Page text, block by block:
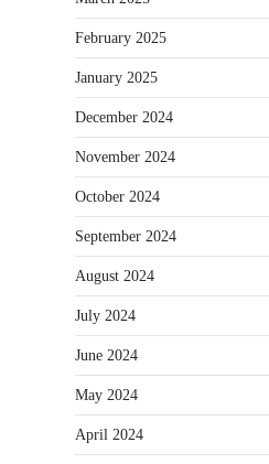
February 2025
January 2025
December 2024
November 2024
October 2024
September 2024
August 2024
July 2024
June 2024
May 2024
April 2024